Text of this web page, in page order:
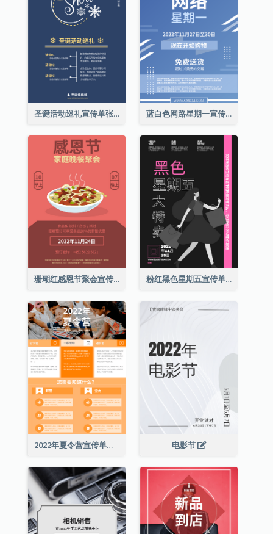
圣诞活动巡礼宣传单张(附介绍) 蓝白色网路星期一宣传单张
珊瑚红感恩节聚会宣传单张 粉红黑色星期五宣传单张
2022年夏令营宣传单张 电影节